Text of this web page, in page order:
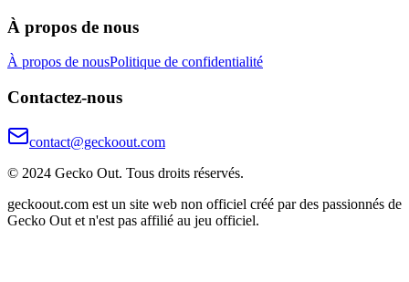
À propos de nous
À propos de nousPolitique de confidentialité
Contactez-nous
contact@geckoout.com
© 2024 Gecko Out. Tous droits réservés.
geckoout.com est un site web non officiel créé par des passionnés de
Gecko Out et n'est pas affilié au jeu officiel.